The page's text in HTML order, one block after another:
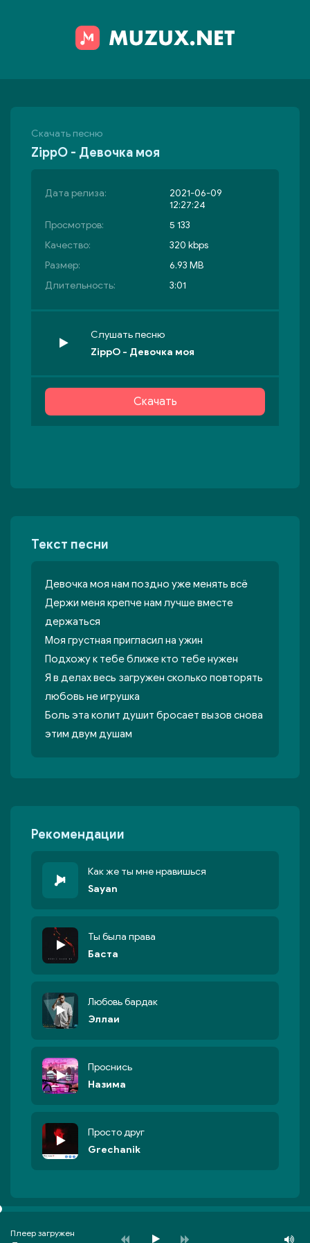
Скачать песню
ZippO - Девочка моя
Дата релиза:
2021-06-09
12:27:24
Просмотров:
5 133
Качество:
320 kbps
Размер:
6.93 MB
Длительность:
3:01
Слушать песню
ZippO - Девочка моя
Скачать
Текст песни
Девочка моя нам поздно уже менять всё
Держи меня крепче нам лучше вместе
держаться
Моя грустная пригласил на ужин
Подхожу к тебе ближе кто тебе нужен
Я в делах весь загружен сколько повторять
любовь не игрушка
Боль эта колит душит бросает вызов снова
этим двум душам
Рекомендации
Как же ты мне нравишься
Sayan
Ты была права
Баста
Любовь бардак
Эллаи
Проснись
Назима
Просто друг
Grechanik
Плеер загружен